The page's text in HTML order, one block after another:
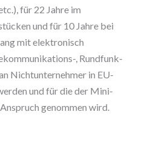
für 22 Jahre im
und für 10 Jahre bei
mit elektronisch
, Rundfunk-
Nichtunternehmer in EU-
und für die der Mini-
genommen wird.